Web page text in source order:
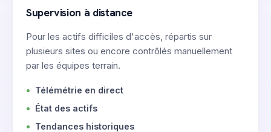
Supervision à distance
Pour les actifs difficiles d'accès, répartis sur
plusieurs sites ou encore contrôlés manuellement
par les équipes terrain.
Télémétrie en direct
État des actifs
Tendances historiques